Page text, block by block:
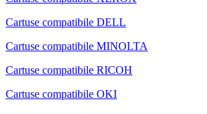
Cartuse compatibile DELL
Cartuse compatibile MINOLTA
Cartuse compatibile RICOH
Cartuse compatibile OKI